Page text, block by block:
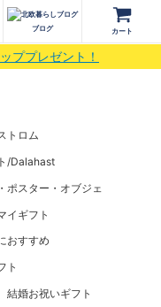
ププレゼント！
ブログ カート
トロム
/Dalahast
ポスター・オブジェ
イギフト
おすすめ
ト
結婚お祝いギフト